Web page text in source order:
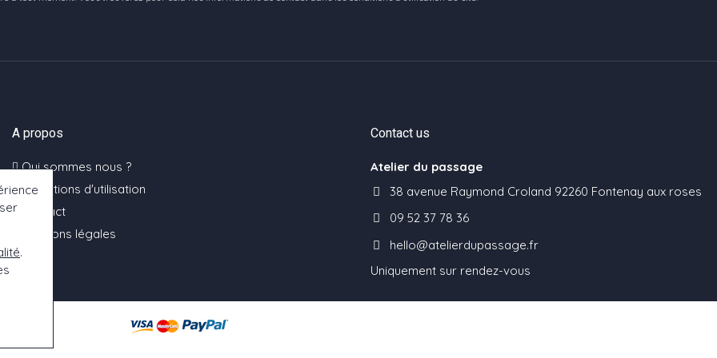
A propos
Qui sommes nous ?
Conditions d'utilisation
Contact
Mentions légales
Contact us
Atelier du passage
38 avenue Raymond Croland 92260 Fontenay aux roses
09 52 37 78 36
hello@atelierdupassage.fr
Uniquement sur rendez-vous
.